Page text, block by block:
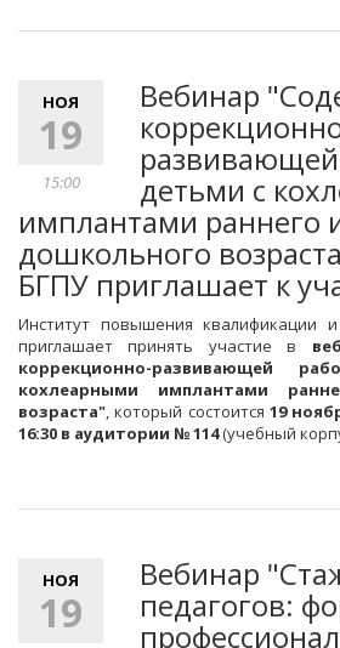
НОЯ
19
15:00
Вебинар
детьми с
имплантами раннего
дошкольного
БГПУ приглашает к
Институт повышения квалификации
приглашает принять участие в
коррекционно-развивающей
кохлеарными имплантами
возраста", который состоится 19
16:30 в аудитории № 114(учебный
НОЯ
19
Вебинар
педагогов: